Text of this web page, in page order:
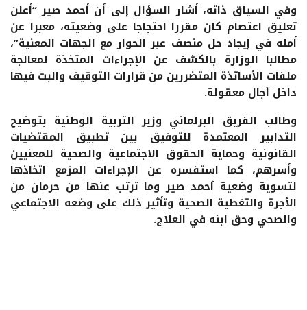
وفي السياق ذاته، أشار السؤال إلى أن أحمد صير “أعلن
تعليق اعتصام كان مقررا احتجاجا على وضعيته، معبرا عن
أمله في إيجاد حل منصف عبر الحوار مع الجهات المعنية”،
مطالبا الوزارة بالكشف عن الإجراءات المتخذة لمعالجة
ملفات الأساتذة المتضررين من قرارات التوقيف والبت فيها
داخل آجال معقولة.
وطالب الفريق البرلماني وزير التربية الوطنية بتوضيح
التدابير المعتمدة للتوفيق بين تطبيق المقتضيات
القانونية وحماية الحقوق الاجتماعية والصحية للمعنيين
وأسرهم، كما استفسره عن الإجراءات المزمع اتخاذها
لتسوية وضعية أحمد صير وما ترتب عنها من حرمان من
الأجرة والتغطية الصحية وتأثير ذلك على وضعه الاجتماعي
والصحي وحق ابنه في العلاج.